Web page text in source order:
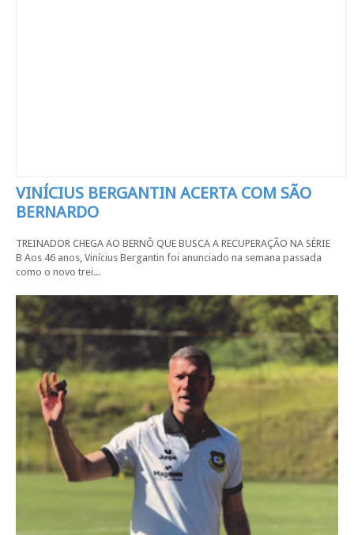
VINÍCIUS BERGANTIN ACERTA COM SÃO
BERNARDO
TREINADOR CHEGA AO BERNÔ QUE BUSCA A RECUPERAÇÃO NA SÉRIE
B Aos 46 anos, Vinícius Bergantin foi anunciado na semana passada
como o novo trei...